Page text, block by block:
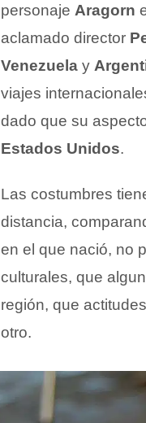
personaje Aragorn
aclamado director
Venezuela y
viajes
dado que su
Estados Unidos.
Las costumbres
distancia,
en el que nació, no
culturales, que
región, que
otro.